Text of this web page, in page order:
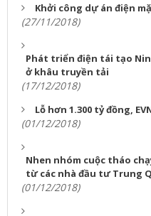
Khởi công dự án điện
(27/11/2018)
Phát triển điện tái tạo
ở khâu truyền tải
(17/12/2018)
Lỗ hơn 1.300 tỷ đồng,
(01/12/2018)
Nhen nhóm cuộc tháo
từ các nhà đầu tư Trung
(01/12/2018)